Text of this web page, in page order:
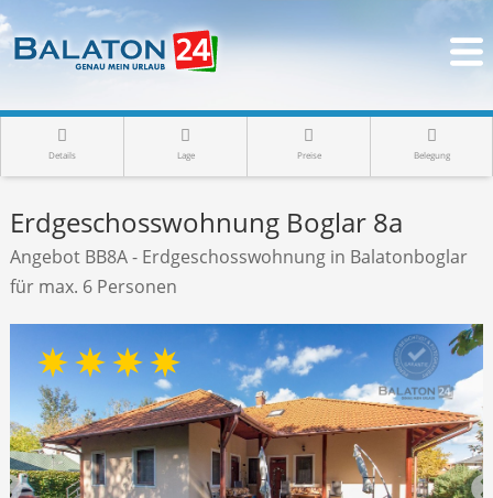
Details Lage Preise Belegung
Erdgeschosswohnung Boglar 8a
Angebot BB8A - Erdgeschosswohnung in Balatonboglar
für max. 6 Personen